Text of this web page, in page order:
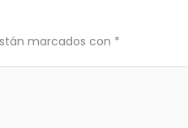
marcados con *